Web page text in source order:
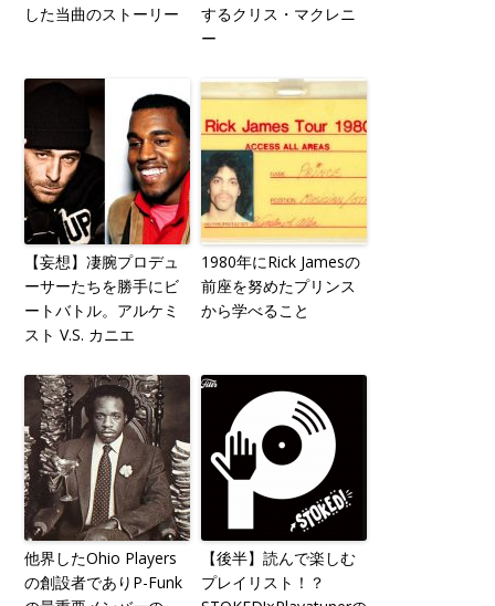
した当曲のストーリー
するクリス・マクレニ
ー
【妄想】凄腕プロデュ
ーサーたちを勝手にビ
ートバトル。アルケミ
スト V.S. カニエ
1980年にRick Jamesの
前座を努めたプリンス
から学べること
他界したOhio Players
の創設者でありP-Funk
【後半】読んで楽しむ
プレイリスト！？